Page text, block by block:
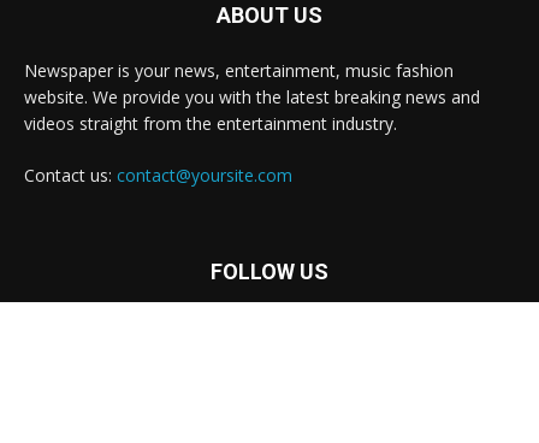
ABOUT US
Newspaper is your news, entertainment, music fashion
website. We provide you with the latest breaking news and
videos straight from the entertainment industry.
Contact us: contact@yoursite.com
FOLLOW US